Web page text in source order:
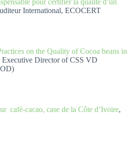
International, ECOCERT
on the Quality of Cocoa beans in
Director of CSS VD
café-cacao, case de la Côte d’Ivoire,